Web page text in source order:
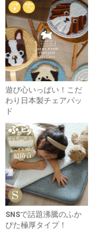
遊び心いっぱい！こだ
わり日本製チェアパッ
ド
SNSで話題沸騰のふか
ぴた極厚タイプ！